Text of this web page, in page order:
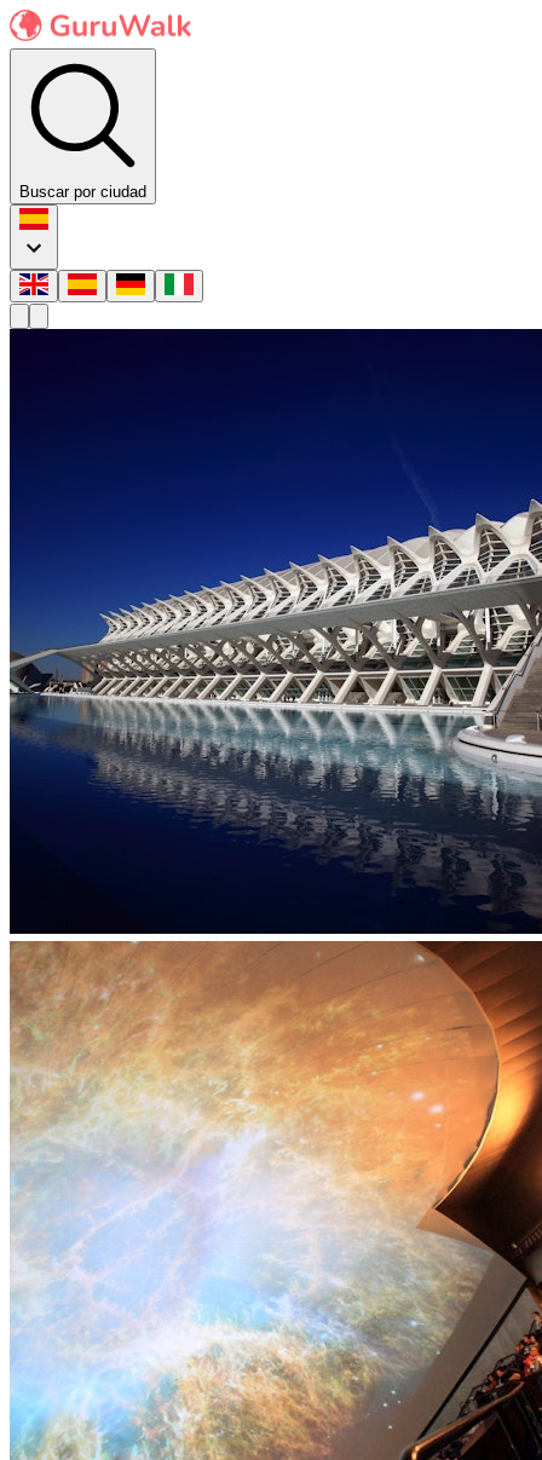
Buscar por ciudad